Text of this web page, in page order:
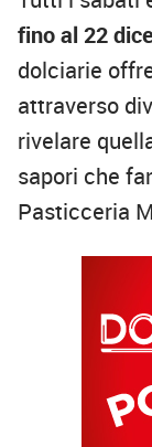
fino al 22
dolciarie
attraverso
rivelare
sapori che
Pasticceria